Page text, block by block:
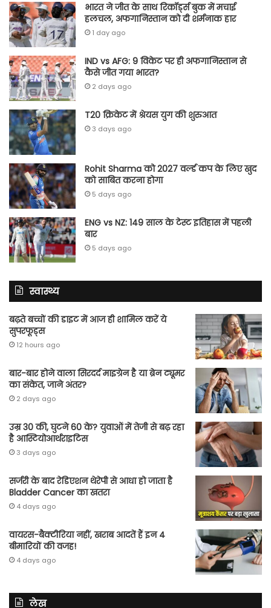
भारत ने जीत के साथ रिकॉर्ड्स बुक में मचाई
हलचल, अफगानिस्तान को दी शर्मनाक हार
1 day ago
IND vs AFG: 9 विकेट पर ही अफगानिस्तान से
कैसे जीत गया भारत?
2 days ago
T20 क्रिकेट में श्रेयस युग की शुरुआत
3 days ago
Rohit Sharma को 2027 वर्ल्‍ड कप के लिए खुद
को साबित करना होगा
5 days ago
ENG vs NZ: 149 साल के टेस्‍ट इतिहास में पहली
बार
5 days ago
स्वास्थ्य
बढ़ते बच्चों की डाइट में आज ही शामिल करें ये
सुपरफूड्स
12 hours ago
बार-बार होने वाला सिरदर्द माइग्रेन है या ब्रेन ट्यूमर
का संकेत, जाने अंतर?
2 days ago
उम्र 30 की, घुटने 60 के? युवाओं में तेजी से बढ़ रहा
है आस्टियोआर्थराइटिस
3 days ago
सर्जरी के बाद रेडिएशन थेरेपी से आधा हो जाता है
Bladder Cancer का खतरा
4 days ago
वायरस-बैक्टीरिया नहीं, खराब आदतें हैं इन 4
बीमारियों की वजह!
4 days ago
लेख